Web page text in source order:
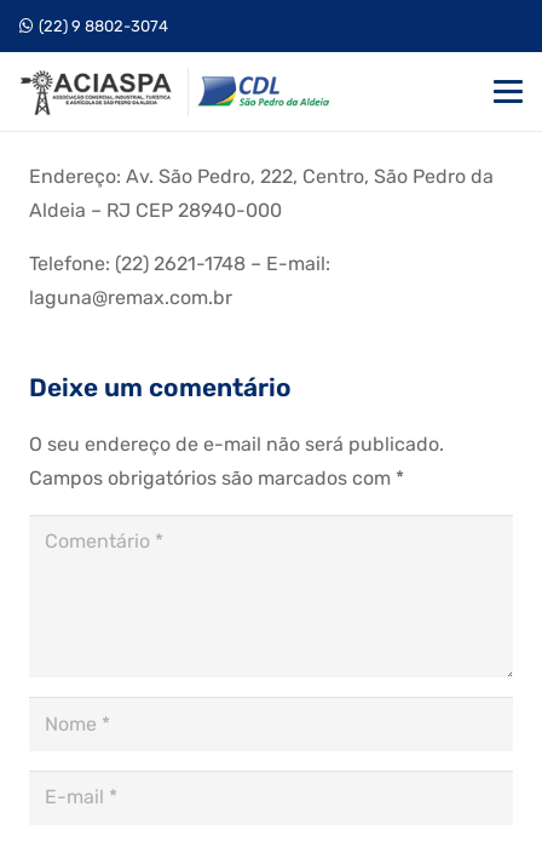
(22) 9 8802-3074
Endereço: Av. São Pedro, 222, Centro, São Pedro da
Aldeia – RJ CEP 28940-000
Telefone: (22) 2621-1748 – E-mail:
laguna@remax.com.br
Deixe um comentário
O seu endereço de e-mail não será publicado.
Campos obrigatórios são marcados com *